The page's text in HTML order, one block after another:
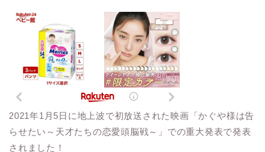
2021年1月5日に地上波で初放送された映画「かぐや様は告
らせたい～天才たちの恋愛頭脳戦～」での重大発表で発表
されました！